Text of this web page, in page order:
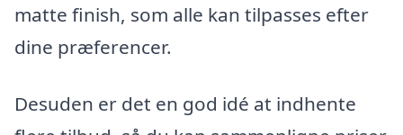
matte finish, som alle kan tilpasses efter
dine præferencer.
Desuden er det en god idé at indhente